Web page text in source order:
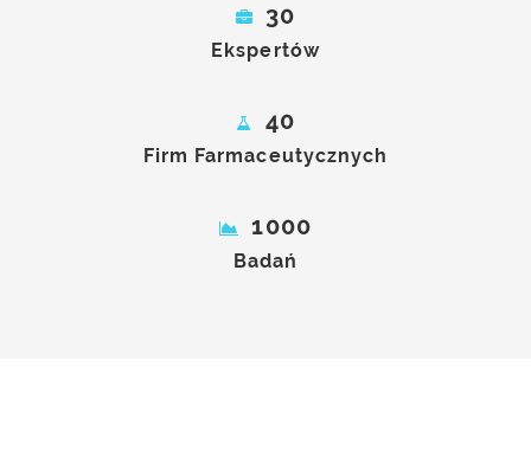
30
Ekspertów
40
Firm Farmaceutycznych
1000
Badań